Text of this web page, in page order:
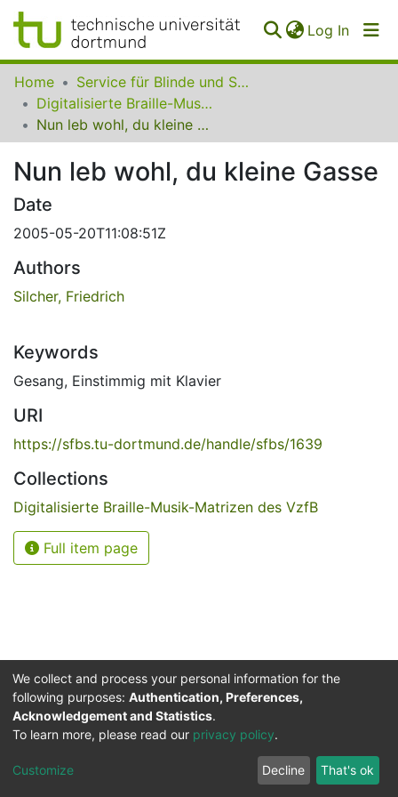
Log In
Communities
Collections
FAQ
Home
Service für Blinde und Sehbehinderte der UB Dortmund
Digitalisierte Braille-Musik-Matrizen des VzfB
Nun leb wohl, du kleine Gasse
Nun leb wohl, du kleine Gasse
Date
2005-05-20T11:08:51Z
Authors
Silcher, Friedrich
Keywords
Gesang, Einstimmig mit Klavier
URI
https://sfbs.tu-dortmund.de/handle/sfbs/1639
Collections
Digitalisierte Braille-Musik-Matrizen des VzfB
Full item page
Service for the Blind and Visually Impaired
ITMC
Cookie
Privacy
policy
Feedback
We collect and process your personal information for the
following purposes: Authentication, Preferences,
Acknowledgement and Statistics.
To learn more, please read our privacy policy.
Customize Decline That's ok